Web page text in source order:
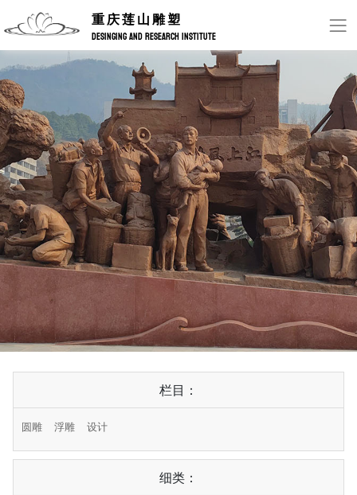
重庆莲山雕塑
DESINGING AND RESEARCH INSTITUTE
栏目：
圆雕 浮雕 设计
细类：